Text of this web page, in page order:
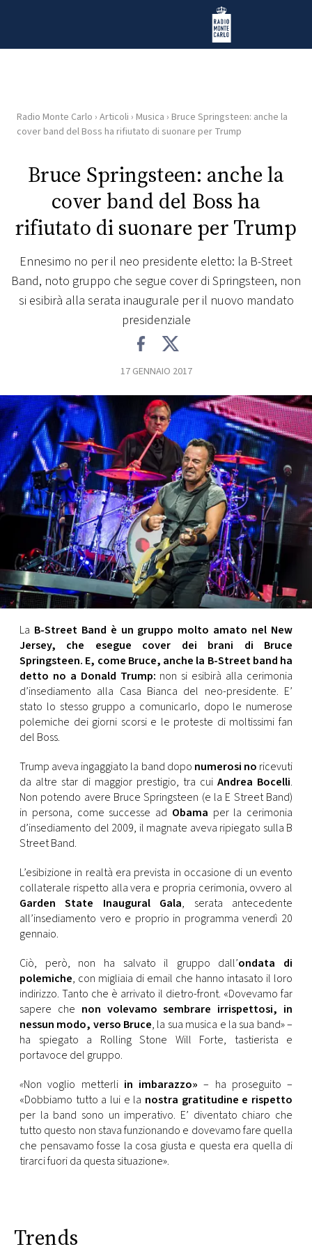
Radio Monte Carlo
HOME
RADIO
RADIO
PLAYLIST
NEWS
EVENTI
VIDEO
TV
PRINCIPATO
DI
MONACO
CONSIGLIA
Radio Monte Carlo › Articoli › Musica › Bruce Springsteen: anche la
cover band del Boss ha rifiutato di suonare per Trump
Bruce Springsteen: anche la
cover band del Boss ha
rifiutato di suonare per Trump
Ennesimo no per il neo presidente eletto: la B-Street
Band, noto gruppo che segue cover di Springsteen, non
si esibirà alla serata inaugurale per il nuovo mandato
presidenziale
17 GENNAIO 2017
La B-Street Band è un gruppo molto amato nel New
Jersey, che esegue cover dei brani di
Bruce
Springsteen. E, come Bruce, anche la B-Street band ha
detto no a Donald Trump: non si esibirà alla cerimonia
d’insediamento alla Casa Bianca del neo-presidente. E’
stato lo stesso gruppo a comunicarlo, dopo le numerose
polemiche dei giorni scorsi e le proteste di moltissimi fan
del Boss.
Trump aveva ingaggiato la band dopo numerosi no ricevuti
da altre star di maggior prestigio, tra cui Andrea Bocelli.
Non potendo avere Bruce Springsteen (e la E Street Band)
in persona, come successe ad Obama per la cerimonia
d’insediamento del 2009, il magnate aveva ripiegato sulla B
Street Band.
L’esibizione in realtà era prevista in occasione di un evento
collaterale rispetto alla vera e propria cerimonia, ovvero al
Garden State Inaugural Gala, serata antecedente
all’insediamento vero e proprio in programma venerdì 20
gennaio.
Ciò, però, non ha salvato il gruppo dall’ondata di
polemiche, con migliaia di email che hanno intasato il loro
indirizzo. Tanto che è arrivato il dietro-front. «Dovevamo far
sapere che non volevamo sembrare irrispettosi, in
nessun modo, verso Bruce, la sua musica e la sua band» –
ha spiegato a Rolling Stone Will Forte, tastierista e
portavoce del gruppo.
«Non voglio metterli in imbarazzo» – ha proseguito –
«Dobbiamo tutto a lui e la nostra gratitudine e rispetto
per la band sono un imperativo. E’ diventato chiaro che
tutto questo non stava funzionando e dovevamo fare quella
che pensavamo fosse la cosa giusta e questa era quella di
tirarci fuori da questa situazione».
Trends